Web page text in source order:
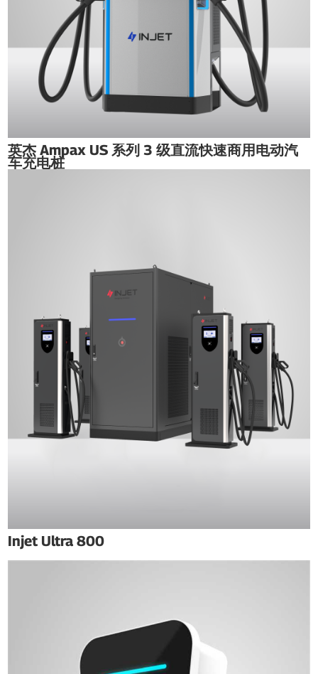
英杰 Ampax US 系列 3 级直流快速商用电动汽
车充电桩
Injet Ultra 800